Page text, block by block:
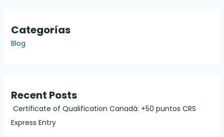
Categorías
Blog
Recent Posts
Certificate of Qualification Canadá: +50 puntos CRS
Express Entry